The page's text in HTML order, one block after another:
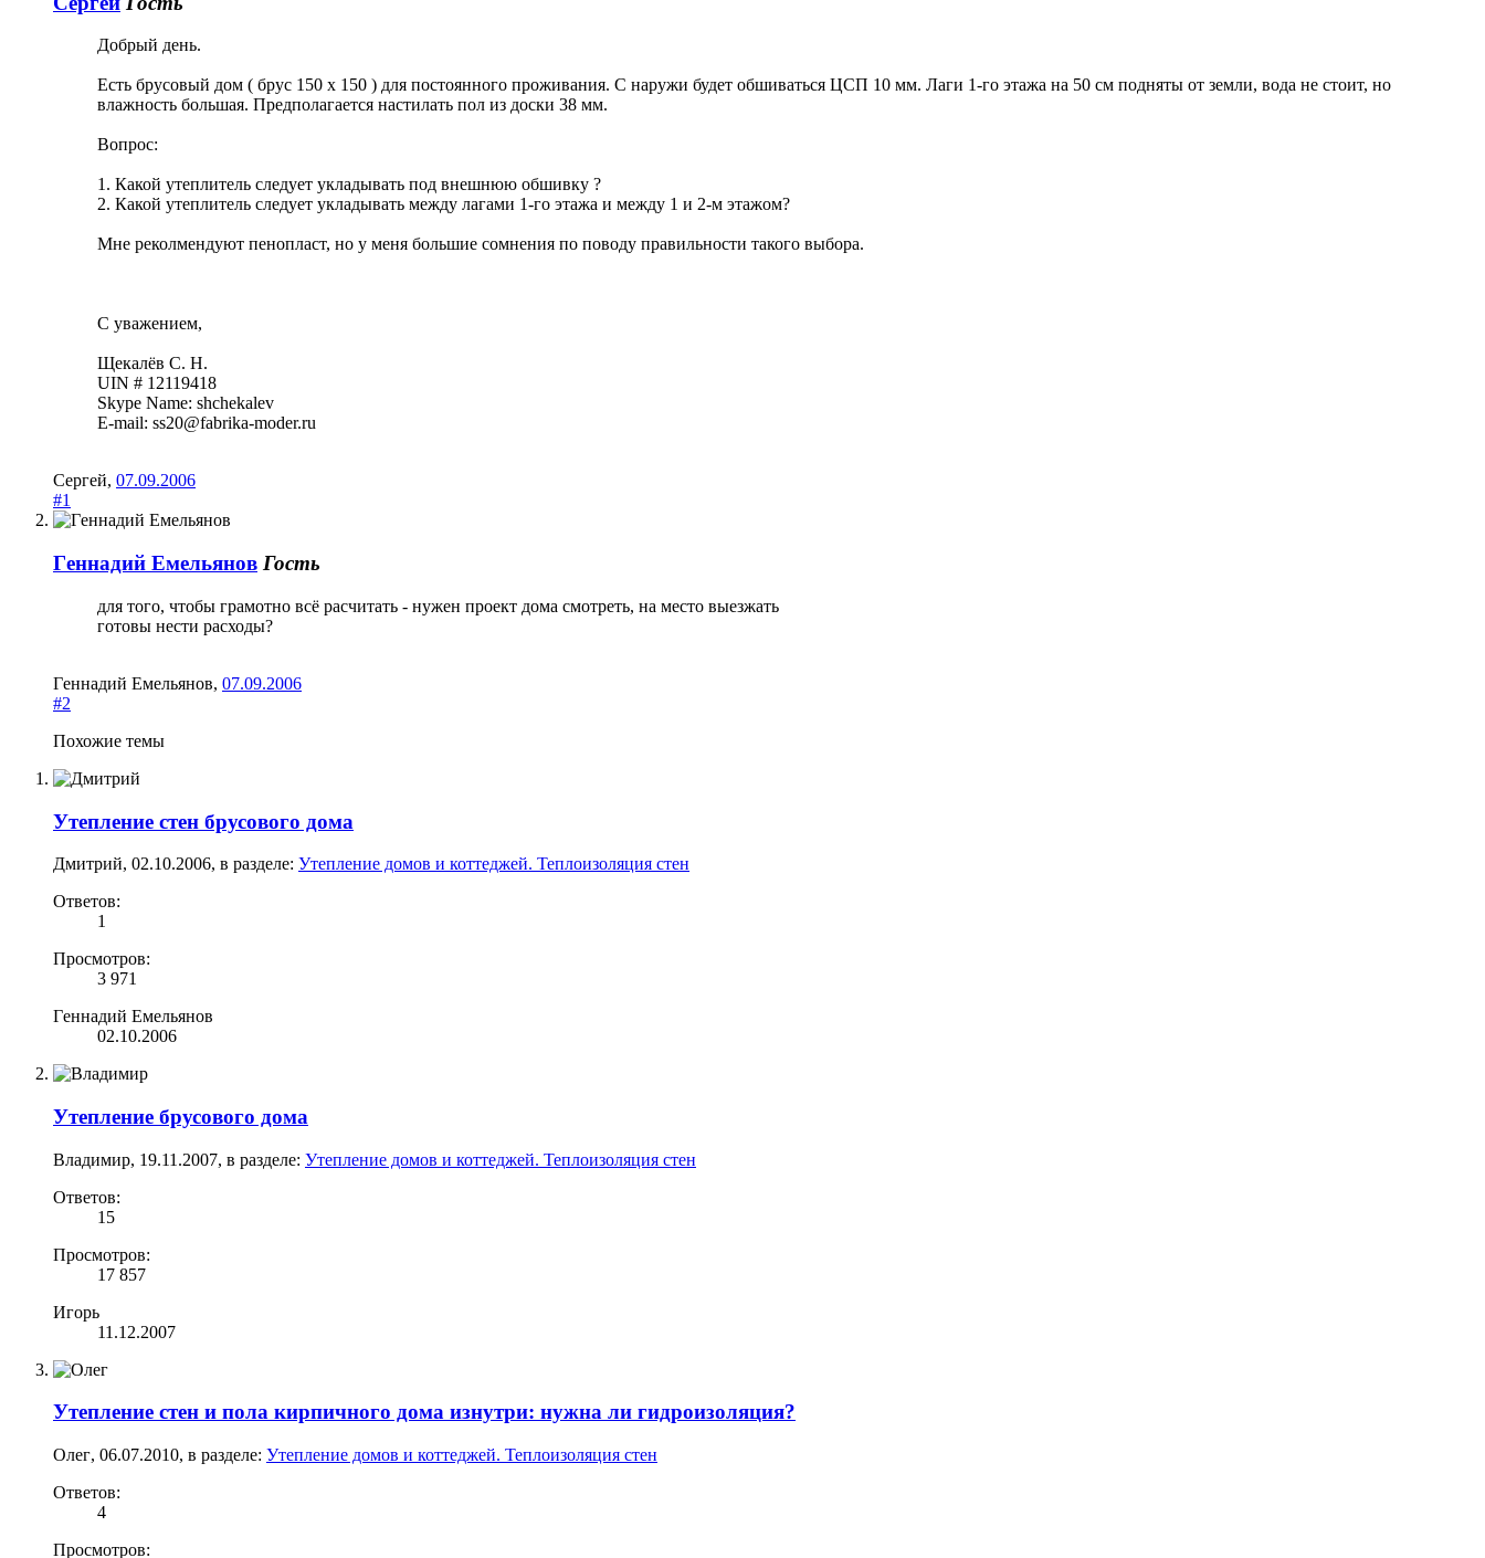
Добрый день.
Есть брусовый дом ( брус 150 х 150 ) для постоянного проживания. С наружи будет обшиваться ЦСП 10 мм. Лаги 1-го этажа на 50 см подняты от земли, вода не стоит, но
влажность большая. Предполагается настилать пол из доски 38 мм.
Вопрос:
1. Какой утеплитель следует укладывать под внешнюю обшивку ?
2. Какой утеплитель следует укладывать между лагами 1-го этажа и между 1 и 2-м этажом?
Мне реколмендуют пенопласт, но у меня большие сомнения по поводу правильности такого выбора.
С уважением,
Щекалёв С. Н.
UIN # 12119418
Skype Name: shchekalev
E-mail: ss20@fabrika-moder.ru
Сергей, 07.09.2006
#1
Гeннадий Емельянoв Гость
для того, чтобы грамотно всё расчитать - нужен проект дома смотреть, на место выезжать
готовы нести расходы?
Гeннадий Емельянoв, 07.09.2006
#2
Похожие темы
Утепление стен брусового дома
Дмитрий, 02.10.2006, в разделе: Утепление домов и коттеджей. Теплоизоляция стен
Ответов:
1
Просмотров:
3 971
Гeннaдий Емeльянoв
02.10.2006
Утепление брусового дома
Владимир, 19.11.2007, в разделе: Утепление домов и коттеджей. Теплоизоляция стен
Ответов:
15
Просмотров:
17 857
Игорь
11.12.2007
Утепление стен и пола кирпичного дома изнутри: нужна ли гидроизоляция?
Олег, 06.07.2010, в разделе: Утепление домов и коттеджей. Теплоизоляция стен
Ответов:
4
Просмотров: